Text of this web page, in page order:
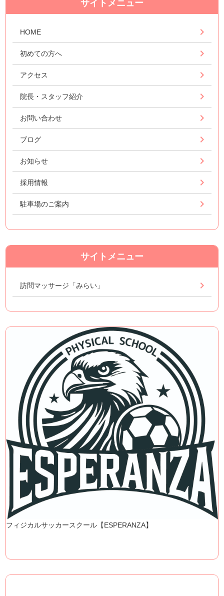
サイトメニュー
HOME
初めての方へ
アクセス
院長・スタッフ紹介
お問い合わせ
ブログ
お知らせ
採用情報
駐車場のご案内
サイトメニュー
訪問マッサージ「みらい」
フィジカルサッカースクール【ESPERANZA】